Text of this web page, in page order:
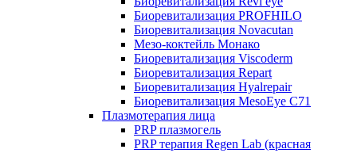
Биоревитализация PROFHILO
Биоревитализация Novacutan
Мезо-коктейль Монако
Биоревитализация Viscoderm
Биоревитализация Repart
Биоревитализация Hyalrepair
Биоревитализация MesoEye C71
Плазмотерапия лица
PRP плазмогель
PRP терапия Regen Lab (красная